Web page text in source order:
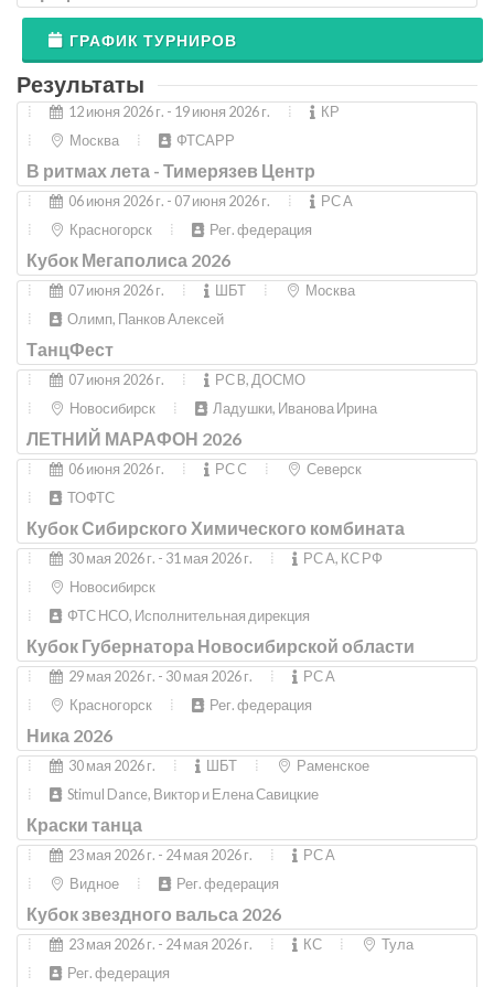
ГРАФИК ТУРНИРОВ
Результаты
12 июня 2026 г. - 19 июня 2026 г.
КР
Москва
ФТСАРР
В ритмах лета - Тимерязев Центр
06 июня 2026 г. - 07 июня 2026 г.
РС A
Красногорск
Рег. федерация
Кубок Мегаполиса 2026
07 июня 2026 г. ШБТ
Москва
Олимп, Панков Алексей
ТанцФест
07 июня 2026 г.
РС B, ДОСМО
Новосибирск
Ладушки, Иванова Ирина
ЛЕТНИЙ МАРАФОН 2026
06 июня 2026 г. РС C
Северск
ТОФТС
Кубок Сибирского Химического комбината
30 мая 2026 г. - 31 мая 2026 г.
РС A, КС РФ
Новосибирск
ФТС НСО, Исполнительная дирекция
Кубок Губернатора Новосибирской области
29 мая 2026 г. - 30 мая 2026 г.
РС A
Красногорск
Рег. федерация
Ника 2026
30 мая 2026 г. ШБТ
Раменское
Stimul Dance, Виктор и Елена Савицкие
Краски танца
23 мая 2026 г. - 24 мая 2026 г.
РС A
Видное
Рег. федерация
Кубок звездного вальса 2026
23 мая 2026 г. - 24 мая 2026 г. КС
Тула
Рег. федерация